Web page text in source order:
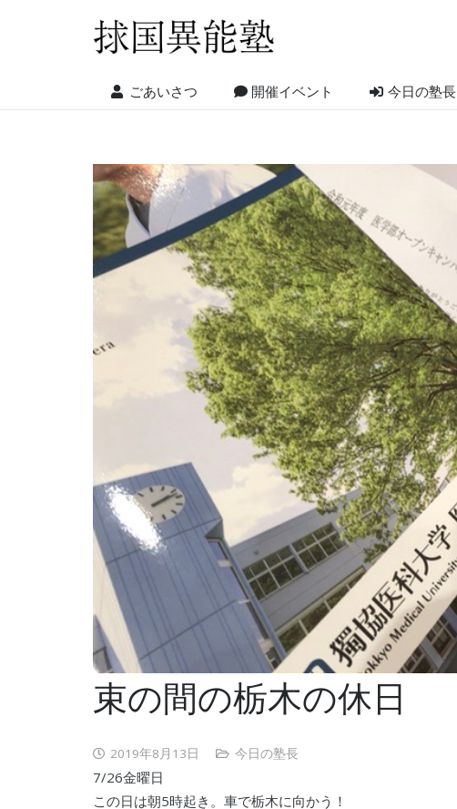
ごあいさつ 開催イベント 今日の塾長
束の間の栃木の休日
2019年8月13日 今日の塾長
7/26金曜日
この日は朝5時起き。車で栃木に向かう！